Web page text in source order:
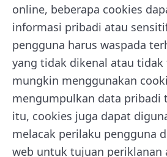
online, beberapa cookies
informasi pribadi atau
pengguna harus waspada
yang tidak dikenal atau tidak
mungkin menggunakan
mengumpulkan data pribadi
itu, cookies juga dapat
melacak perilaku pengguna
web untuk tujuan periklanan